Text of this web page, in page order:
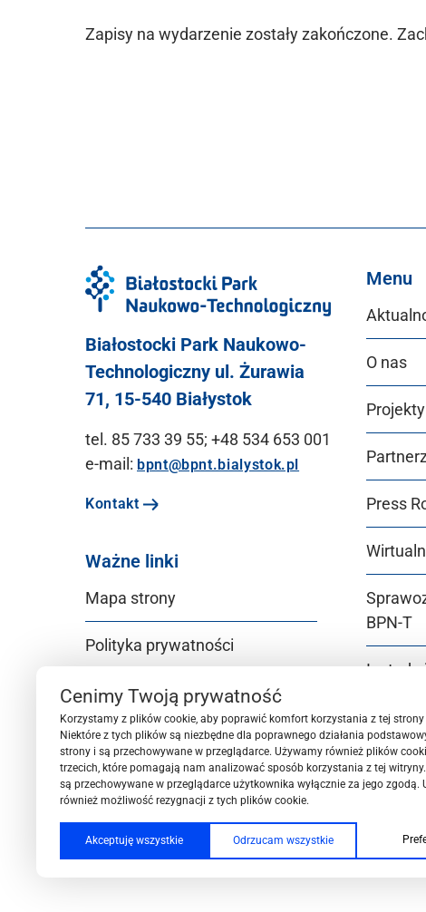
Zapisy na wydarzenie zostały zakończone.
Białostocki Park Naukowo-
Technologiczny ul. Żurawia
71, 15-540 Białystok
tel. 85 733 39 55; +48 534 653 001
e-mail: bpnt@bpnt.bialystok.pl
Kontakt
Ważne linki
Mapa strony
Polityka prywatności
Deklaracja dostępności
Menu
O nas
Projekty
Press
BPN‑T
Gender
Cenimy Twoją prywatność
Korzystamy z plików cookie, aby poprawić komfort korzystania z tej
Niektóre z tych plików są niezbędne dla poprawnego działania
strony i są przechowywane w przeglądarce. Używamy również plików
trzecich, które pomagają nam analizować sposób korzystania z tej
są przechowywane w przeglądarce użytkownika wyłącznie za jego zgodą.
również możliwość rezygnacji z tych plików cookie.
Akceptuję wszystkie Odrzucam wszystkie